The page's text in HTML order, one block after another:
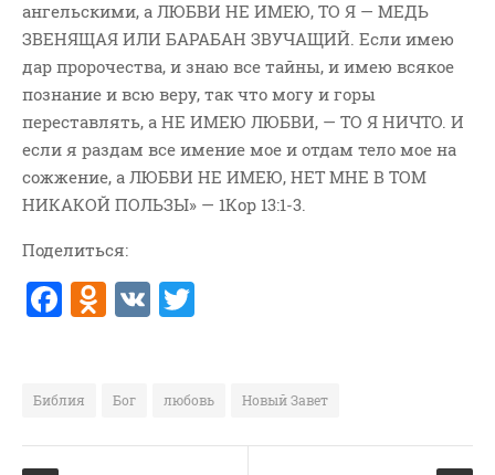
ВОПРОСЫ ПАСТОРУ
КОНТАКТ
Аудио
Беседы По Бытие
Заметки
Изображения
История-Свидетельство
Книги
Музыка-Видео
ангельскими, а ЛЮБВИ НЕ ИМЕЮ, ТО Я — МЕДЬ
ЗВЕНЯЩАЯ ИЛИ БАРАБАН ЗВУЧАЩИЙ. Если имею
дар пророчества, и знаю все тайны, и имею всякое
познание и всю веру, так что могу и горы
переставлять, а НЕ ИМЕЮ ЛЮБВИ, — ТО Я НИЧТО. И
если я раздам все имение мое и отдам тело мое на
сожжение, а ЛЮБВИ НЕ ИМЕЮ, НЕТ МНЕ В ТОМ
НИКАКОЙ ПОЛЬЗЫ» — 1Кор 13:1-3.
Поделиться:
F
a
e
b
O
d
o
kl
V
K
te
r
Библия Бог любовь Новый Завет